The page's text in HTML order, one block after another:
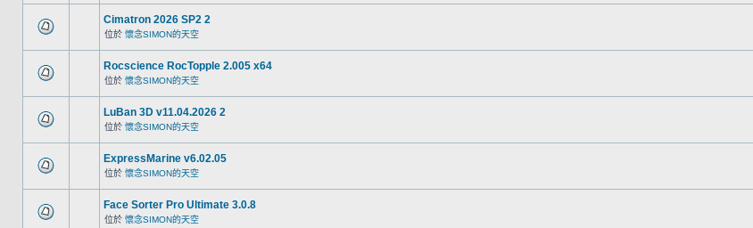
Cimatron 2026 SP2 2
位於 懷念SIMON的天空
Rocscience RocTopple 2.005 x64
位於 懷念SIMON的天空
LuBan 3D v11.04.2026 2
位於 懷念SIMON的天空
ExpressMarine v6.02.05
位於 懷念SIMON的天空
Face Sorter Pro Ultimate 3.0.8
位於 懷念SIMON的天空